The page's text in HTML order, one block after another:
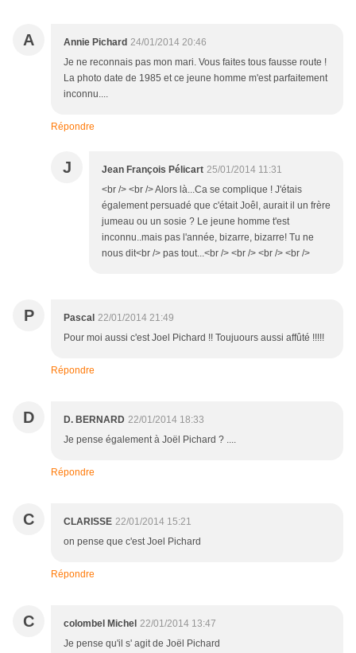
A Annie Pichard 24/01/2014 20:46
Je ne reconnais pas mon mari. Vous faites tous fausse route !
La photo date de 1985 et ce jeune homme m'est parfaitement
inconnu....
Répondre
J Jean François Pélicart 25/01/2014 11:31
<br /> <br /> Alors là...Ca se complique ! J'étais
également persuadé que c'était Joêl, aurait il un frère
jumeau ou un sosie ? Le jeune homme t'est
inconnu..mais pas l'année, bizarre, bizarre! Tu ne
nous dit<br /> pas tout...<br /> <br /> <br /> <br />
P Pascal 22/01/2014 21:49
Pour moi aussi c'est Joel Pichard !! Toujuours aussi affûté !!!!!
Répondre
D D. BERNARD 22/01/2014 18:33
Je pense également à Joël Pichard ? ....
Répondre
C CLARISSE 22/01/2014 15:21
on pense que c'est Joel Pichard
Répondre
C colombel Michel 22/01/2014 13:47
Je pense qu'il s' agit de Joël Pichard